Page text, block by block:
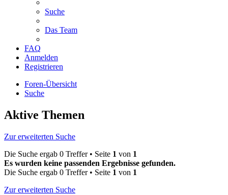
Suche
Das Team
FAQ
Anmelden
Registrieren
Foren-Übersicht
Suche
Aktive Themen
Zur erweiterten Suche
Die Suche ergab 0 Treffer • Seite 1 von 1
Es wurden keine passenden Ergebnisse gefunden.
Die Suche ergab 0 Treffer • Seite 1 von 1
Zur erweiterten Suche